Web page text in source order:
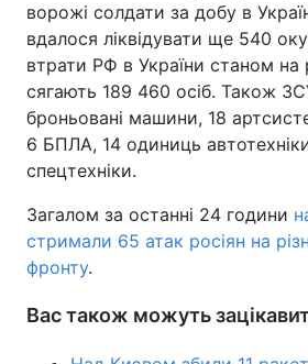
ворожі солдати за добу в
вдалося ліквідувати ще 540
втрати РФ в України станом на
сягають 189 460 осіб. Також
броньовані машини, 18
6 БПЛА, 14 одиниць
спецтехніки.
Загалом за останні 24 години
стримали 65 атак росіян на
фронту.
Вас також можуть